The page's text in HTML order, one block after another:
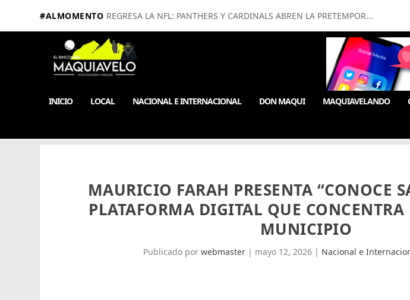
#ALMOMENTO REGRESA LA NFL: PANTHERS Y CARDINALS ABREN LA PRETEMPOR...
INICIO LOCAL NACIONAL E INTERNACIONAL DON MAQUI MAQUIAVELANDO
MAURICIO FARAH PRESENTA “CONOCE
PLATAFORMA DIGITAL QUE CONCENTRA
MUNICIPIO
Publicado porwebmaster | mayo 12, 2026 | Nacional e